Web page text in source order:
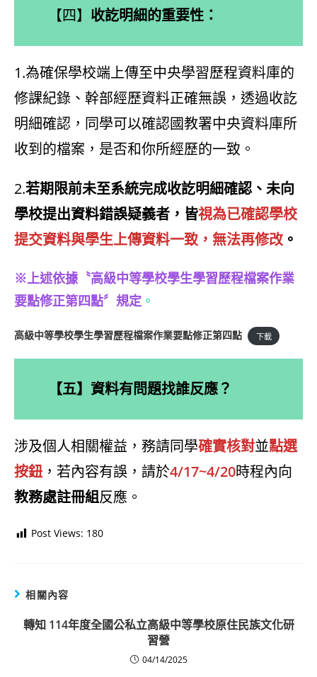
【四】 收訖明細的重要性：
1.為確保學校端上傳至中央學習歷程資料庫的
修課紀錄、幹部經歷資料正確無誤，透過收訖
明細確認，同學可以確認國教署中央資料庫所
收到的檔案，是否和你所經歷的一致。
2.若期限前未至系統完成收訖明細確認、未向
學校提出資料錯誤疑義者，皆視為已確認學校
提交資料與學生上傳資料一致，無法再修改。
※上述依據〝高級中等學校學生學習歷程檔案作業
要點修正第四點〞規定 。
高級中等學校學生學習歷程檔案作業要點修正第四點 下載
【五】資料有問題找誰反應？
涉及個人相關權益，務請同學確實核對並點選
按鈕 ，若內容有誤，請於4/17~4/20時程內向
教務處註冊組反應。
Post Views: 180
相關內容
轉知 114年度全國公私立高級中等學校原住民族文化研
習營
04/14/2025